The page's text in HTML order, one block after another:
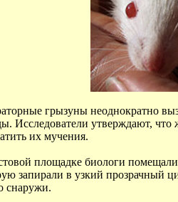
грызуны неоднократно
Исследователи утверждают,
их мучения.
площадке биологи
запирали в узкий прозрачный
снаружи.